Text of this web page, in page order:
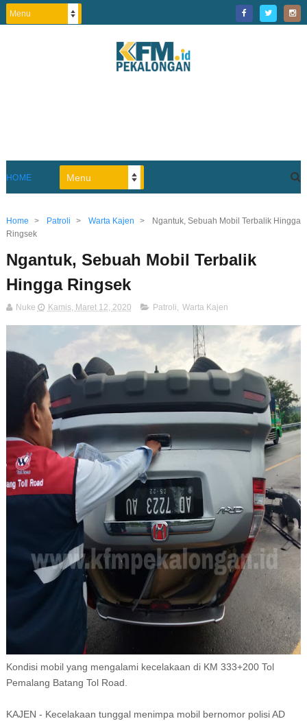
HOME
Home > Patroli > Warta Kajen >
Ngantuk, Sebuah Mobil Terbalik Hingga
Ringsek
Ngantuk, Sebuah Mobil Terbalik
Hingga Ringsek
Nuke Kamis, Maret 12, 2020 Patroli, Warta Kajen
Kondisi mobil yang mengalami kecelakaan di KM 333+200 Tol
Pemalang Batang Tol Road.
KAJEN - Kecelakaan tunggal menimpa mobil bernomor polisi AD